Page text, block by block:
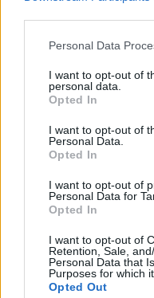
Personal Data
I want to opt-out of
personal data.
Opted In
I want to opt-out of
Personal Data.
Opted In
I want to opt-out of
Personal Data for
Opted In
I want to opt-out of
Retention, Sale,
Personal Data that
Purposes for which
Opted Out
Χρηματιστήριο Αθηνών:
κέρδη 23,31% από τις αρχές
Media: Με ενίσχυση 8 εκατ.
πρόγραμμα στήριξης-
Η Toyota φέρνει νέα γενιά
μπαταριών για τα υβριδικά της
Νέο Audi A2 e-tron με στόχο